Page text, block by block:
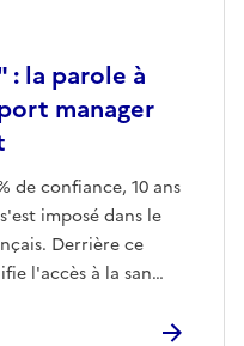
la parole à
manager
de confiance, 10 ans
imposé dans le
Derrière ce
l'accès à la san…